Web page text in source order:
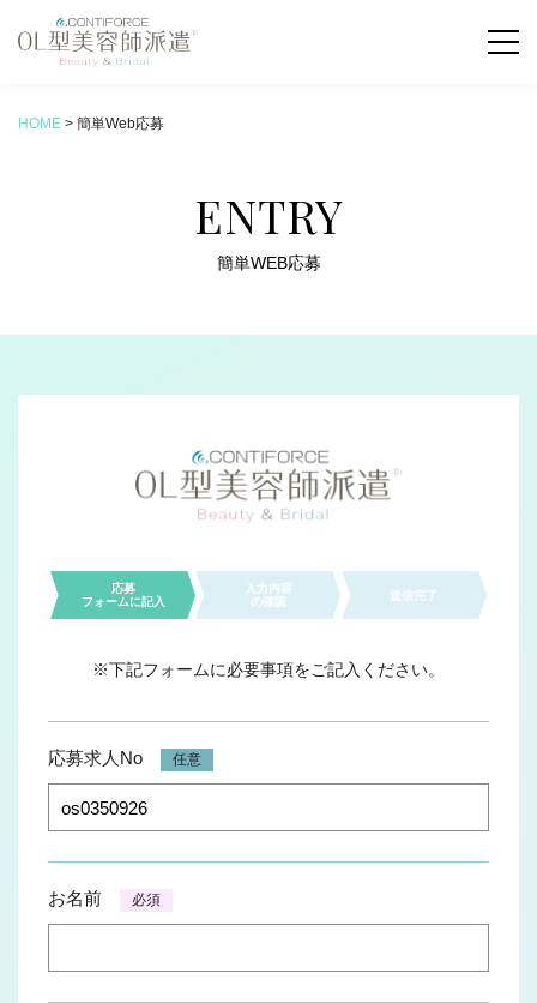
COLUMN
新着コラム
OL型美容師派遣とは
SERVICE
FLOW
お仕事の流れ
JOB REPORT
ジョブレポート
Q&A
HOME > 簡単Web応募
ENTRY
簡単WEB応募
応募
フォームに記入
入力内容
の確認
送信完了
※下記フォームに必要事項をご記入ください。
応募求人No 任意
お名前 必須